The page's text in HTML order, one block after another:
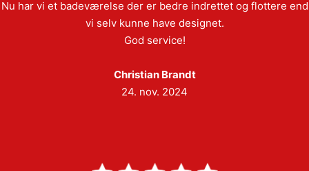
Nu har vi et badeværelse der er bedre indrettet og flottere end
vi selv kunne have designet.
God service!
Christian Brandt
24. nov. 2024